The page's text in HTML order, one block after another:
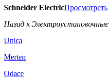
Schneider ElectricПросмотреть
Назад к Электроустановочные
Unica
Merten
Odace